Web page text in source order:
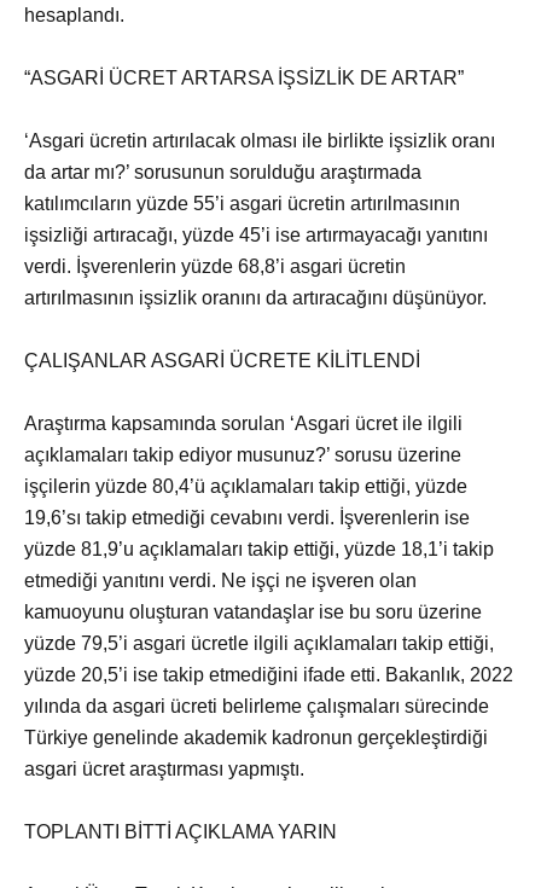
hesaplandı.
“ASGARİ ÜCRET ARTARSA İŞSİZLİK DE ARTAR”
‘Asgari ücretin artırılacak olması ile birlikte işsizlik oranı
da artar mı?’ sorusunun sorulduğu araştırmada
katılımcıların yüzde 55’i asgari ücretin artırılmasının
işsizliği artıracağı, yüzde 45’i ise artırmayacağı yanıtını
verdi. İşverenlerin yüzde 68,8’i asgari ücretin
artırılmasının işsizlik oranını da artıracağını düşünüyor.
ÇALIŞANLAR ASGARİ ÜCRETE KİLİTLENDİ
Araştırma kapsamında sorulan ‘Asgari ücret ile ilgili
açıklamaları takip ediyor musunuz?’ sorusu üzerine
işçilerin yüzde 80,4’ü açıklamaları takip ettiği, yüzde
19,6’sı takip etmediği cevabını verdi. İşverenlerin ise
yüzde 81,9’u açıklamaları takip ettiği, yüzde 18,1’i takip
etmediği yanıtını verdi. Ne işçi ne işveren olan
kamuoyunu oluşturan vatandaşlar ise bu soru üzerine
yüzde 79,5’i asgari ücretle ilgili açıklamaları takip ettiği,
yüzde 20,5’i ise takip etmediğini ifade etti. Bakanlık, 2022
yılında da asgari ücreti belirleme çalışmaları sürecinde
Türkiye genelinde akademik kadronun gerçekleştirdiği
asgari ücret araştırması yapmıştı.
TOPLANTI BİTTİ AÇIKLAMA YARIN